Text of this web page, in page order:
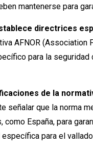
mantenerse para
directrices
AFNOR
para la
de la
señalar que la norma
España, para
para el